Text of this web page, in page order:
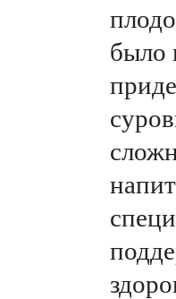
было